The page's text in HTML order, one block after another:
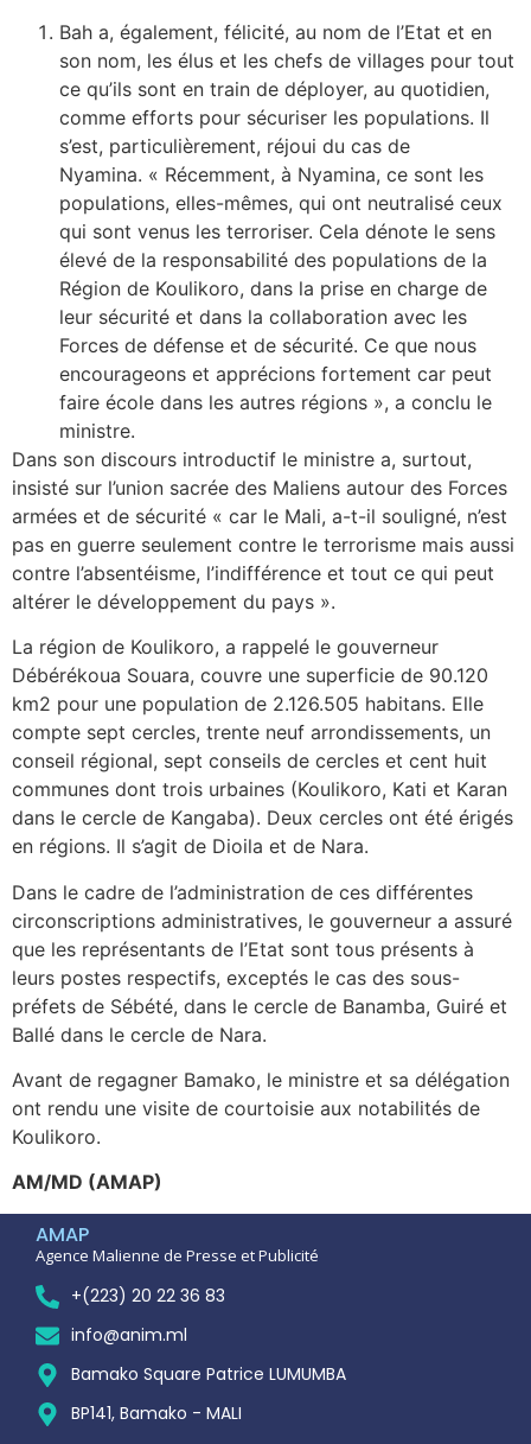
Bah a, également, félicité, au nom de l’Etat et en
son nom, les élus et les chefs de villages pour tout
ce qu’ils sont en train de déployer, au quotidien,
comme efforts pour sécuriser les populations. Il
s’est, particulièrement, réjoui du cas de
Nyamina. « Récemment, à Nyamina, ce sont les
populations, elles-mêmes, qui ont neutralisé ceux
qui sont venus les terroriser. Cela dénote le sens
élevé de la responsabilité des populations de la
Région de Koulikoro, dans la prise en charge de
leur sécurité et dans la collaboration avec les
Forces de défense et de sécurité. Ce que nous
encourageons et apprécions fortement car peut
faire école dans les autres régions », a conclu le
ministre.
Dans son discours introductif le ministre a, surtout,
insisté sur l’union sacrée des Maliens autour des Forces
armées et de sécurité « car le Mali, a-t-il souligné, n’est
pas en guerre seulement contre le terrorisme mais aussi
contre l’absentéisme, l’indifférence et tout ce qui peut
altérer le développement du pays ».
La région de Koulikoro, a rappelé le gouverneur
Débérékoua Souara, couvre une superficie de 90.120
km2 pour une population de 2.126.505 habitans. Elle
compte sept cercles, trente neuf arrondissements, un
conseil régional, sept conseils de cercles et cent huit
communes dont trois urbaines (Koulikoro, Kati et Karan
dans le cercle de Kangaba). Deux cercles ont été érigés
en régions. Il s’agit de Dioila et de Nara.
Dans le cadre de l’administration de ces différentes
circonscriptions administratives, le gouverneur a assuré
que les représentants de l’Etat sont tous présents à
leurs postes respectifs, exceptés le cas des sous-
préfets de Sébété, dans le cercle de Banamba, Guiré et
Ballé dans le cercle de Nara.
Avant de regagner Bamako, le ministre et sa délégation
ont rendu une visite de courtoisie aux notabilités de
Koulikoro.
AM/MD (AMAP)
AMAP
Agence Malienne de Presse et Publicité
+(223) 20 22 36 83
info@anim.ml
Bamako Square Patrice LUMUMBA
BP141, Bamako - MALI